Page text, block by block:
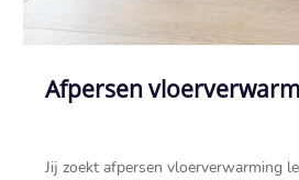
Afpersen
Jij zoekt afpersen vloerverwarming